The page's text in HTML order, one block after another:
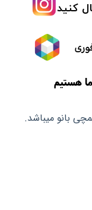
بانو میباشد.
کنید
هستیم